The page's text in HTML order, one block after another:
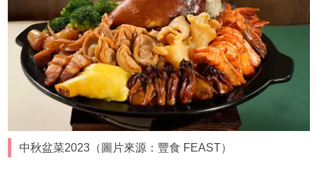
中秋盆菜2023（圖片來源：豐食 FEAST）